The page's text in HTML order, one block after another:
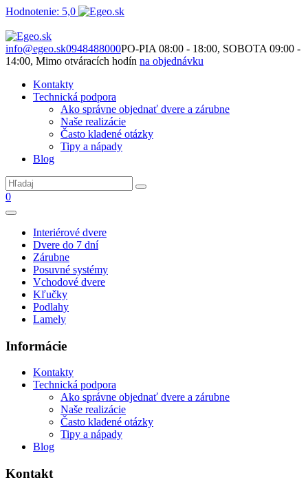
Hodnotenie: 5,0
info@egeo.sk0948488000PO-PIA 08:00 - 18:00, SOBOTA 09:00 -
14:00, Mimo otváracích hodín na objednávku
Kontakty
Technická podpora
Ako správne objednať dvere a zárubne
Naše realizácie
Často kladené otázky
Tipy a nápady
Blog
0
Interiérové dvere
Dvere do 7 dní
Zárubne
Posuvné systémy
Vchodové dvere
Kľučky
Podlahy
Lamely
Informácie
Kontakty
Technická podpora
Ako správne objednať dvere a zárubne
Naše realizácie
Často kladené otázky
Tipy a nápady
Blog
Kontakt